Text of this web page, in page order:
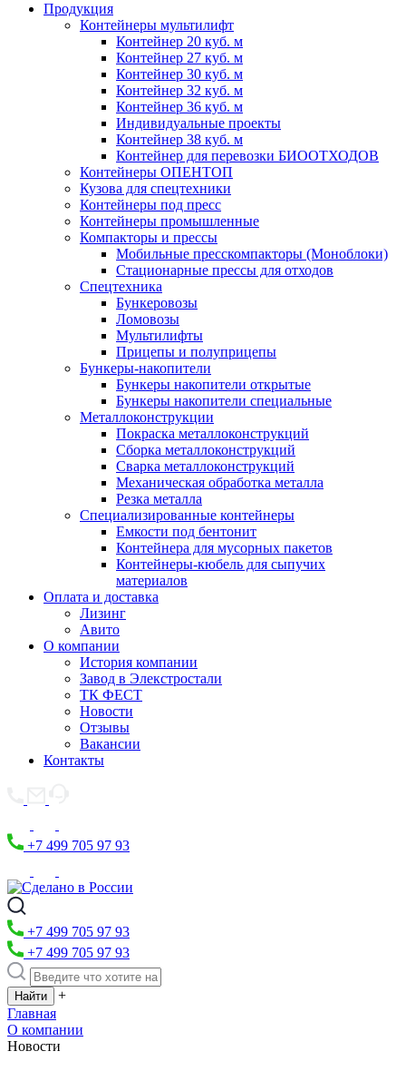
Продукция
Контейнеры мультилифт
Контейнер 20 куб. м
Контейнер 27 куб. м
Контейнер 30 куб. м
Контейнер 32 куб. м
Контейнер 36 куб. м
Индивидуальные проекты
Контейнер 38 куб. м
Контейнер для перевозки БИООТХОДОВ
Контейнеры ОПЕНТОП
Кузова для спецтехники
Контейнеры под пресс
Контейнеры промышленные
Компакторы и прессы
Мобильные пресскомпакторы (Моноблоки)
Стационарные прессы для отходов
Спецтехника
Бункеровозы
Ломовозы
Мультилифты
Прицепы и полуприцепы
Бункеры-накопители
Бункеры накопители открытые
Бункеры накопители специальные
Металлоконструкции
Покраска металлоконструкций
Сборка металлоконструкций
Сварка металлоконструкций
Механическая обработка металла
Резка металла
Специализированные контейнеры
Емкости под бентонит
Контейнера для мусорных пакетов
Контейнеры-кюбель для сыпучих
материалов
Оплата и доставка
Лизинг
Авито
О компании
История компании
Завод в Элекстростали
ТК ФЕСТ
Новости
Отзывы
Вакансии
Контакты
+7 499 705 97 93
+7 499 705 97 93
+7 499 705 97 93
+
Главная
О компании
Новости